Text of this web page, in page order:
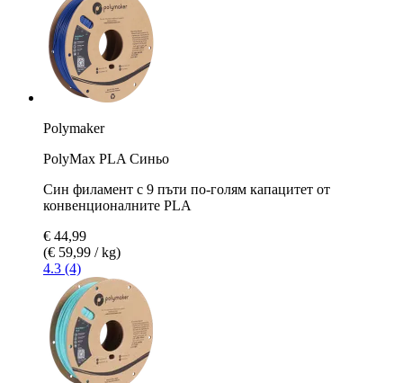
Polymaker
PolyMax PLA Синьо
Син филамент с 9 пъти по-голям капацитет от
конвенционалните PLA
€ 44,99
(€ 59,99 / kg)
4.3 (4)